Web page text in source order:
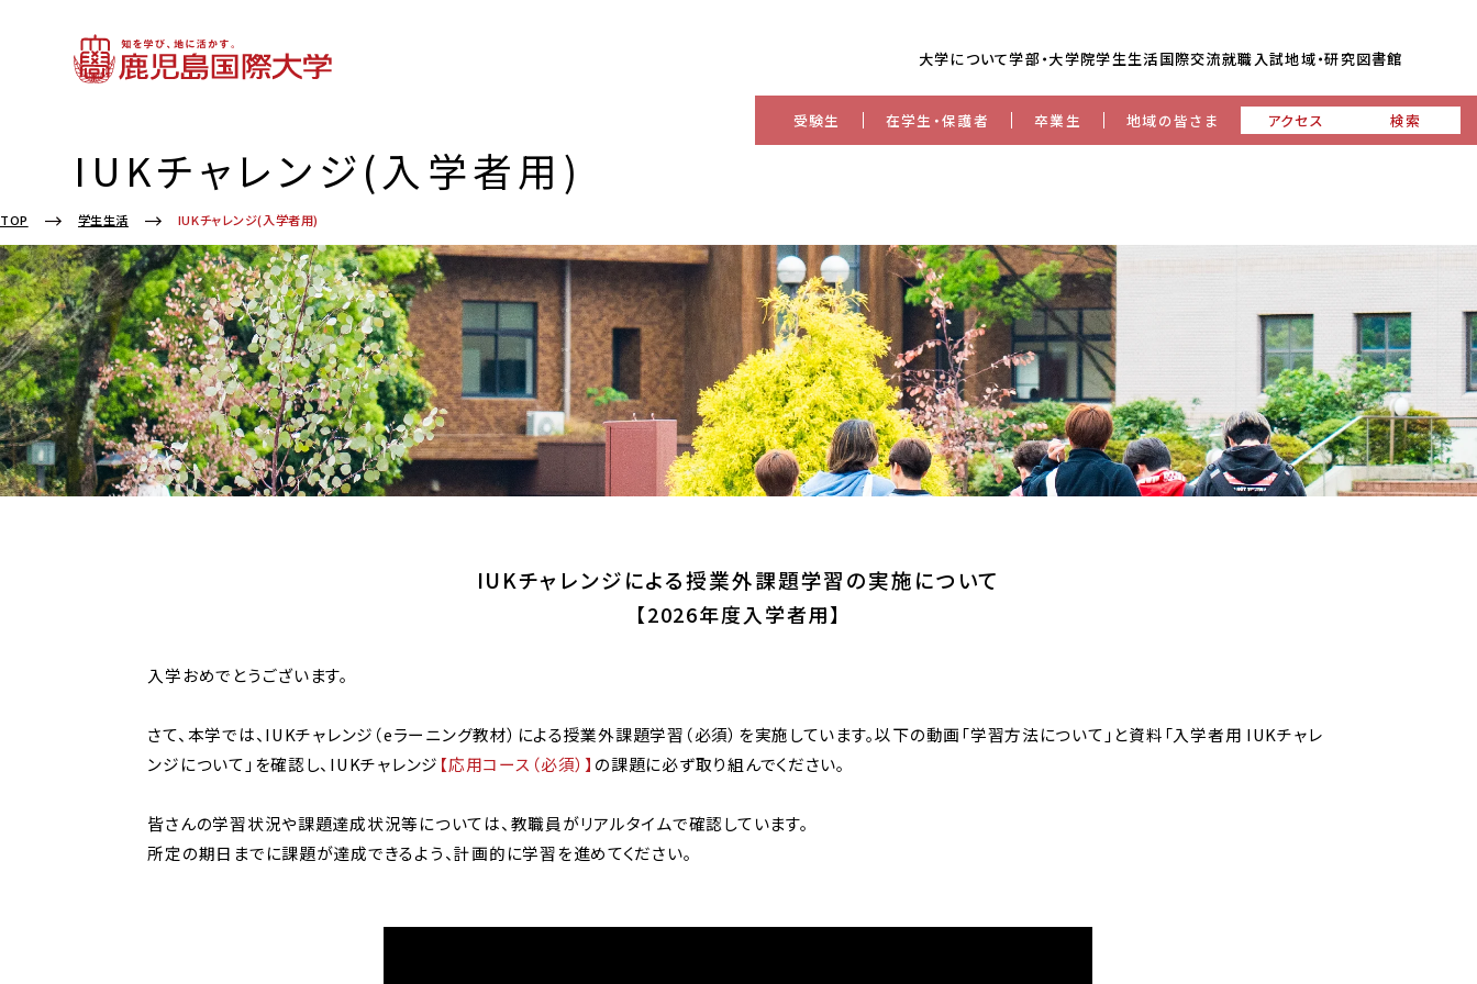
大学について学部・大学院学生生活国際交流就職 入試地域・研究図書館
受験生 在学生・保護者 卒業生 地域の皆さま アクセス 検索
IUKチャレンジ(入学者用)
TOP 学生生活 IUKチャレンジ(入学者用)
IUKチャレンジによる授業外課題学習の実施について
【2026年度入学者用】
入学おめでとうございます。
さて、本学では、IUKチャレンジ（eラーニング教材）による授業外課題学習（必須）を実施しています。以下の動画「学習方法について」と資料「入学者用 IUKチャレ
ンジについて」を確認し、IUKチャレンジ 【応用コース（必須）】 の課題に必ず取り組んでください。
皆さんの学習状況や課題達成状況等については、教職員がリアルタイムで確認しています。
所定の期日までに課題が達成できるよう、計画的に学習を進めてください。